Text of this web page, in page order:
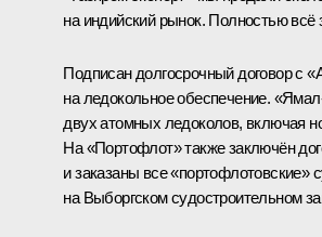
на индийский рынок. Полностью всё
Подписан долгосрочный договор с
на ледокольное обеспечение.
двух атомных ледоколов, включая
На «Портофлот» также заключён
и заказаны все «портофлотовские»
на Выборгском судостроительном